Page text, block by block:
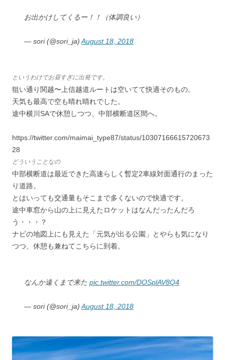
お出かけしてくるー！！（体調良い）
— sori (@sori_ja) August 18, 2018
というわけでお昼すぎに出発です。
狙い通り関越〜上信越道ルートは空いてて快適そのもの。
天気も最高で空も晴れ晴れでした。
途中横川SAで休憩しつつ、中部横断道区間へ。
https://twitter.com/maimai_type87/status/10307166615720673
28
どういうことなの
中部横断道は最近できた高速らしく暫定2車線対面通行のまった
り道路。
とはいっても交通量もそこまで多くないので快適です。
途中車窓から山の上に見えたロケットはなんだったんだろ
う・・・？
ナビの地図上にも見えた「元気が出る公園」とやらも気になり
つつ、休憩も兼ねてこちらに到着。
なんか遠くまで来た pic.twitter.com/DOSplAV8Q4
— sori (@sori_ja) August 18, 2018